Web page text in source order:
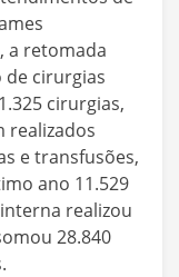
a retomada
de cirurgias
cirurgias,
realizados
e transfusões,
ano 11.529
realizou
28.840